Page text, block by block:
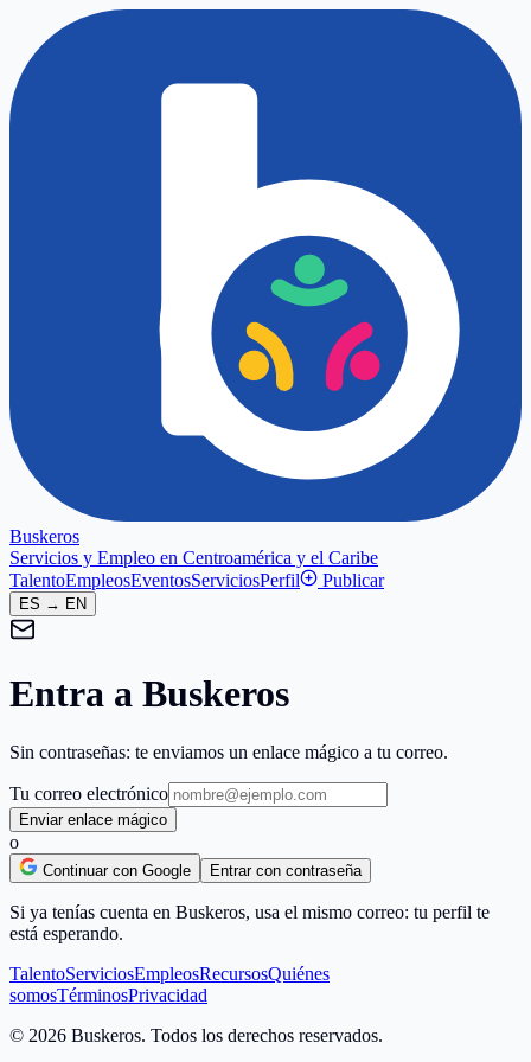
Buskeros
Servicios y Empleo en Centroamérica y el Caribe
TalentoEmpleosEventosServiciosPerfil Publicar
ES → EN
Entra a Buskeros
Sin contraseñas: te enviamos un enlace mágico a tu correo.
Tu correo electrónico
Enviar enlace mágico
o
Continuar con Google Entrar con contraseña
Si ya tenías cuenta en Buskeros, usa el mismo correo: tu perfil te
está esperando.
TalentoServiciosEmpleosRecursosQuiénes
somosTérminosPrivacidad
© 2026 Buskeros. Todos los derechos reservados.